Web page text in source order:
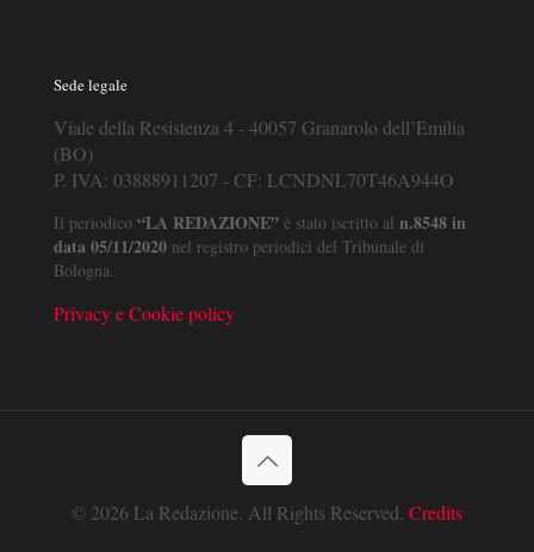
Sede legale
Viale della Resistenza 4 - 40057 Granarolo dell’Emilia
(BO)
P. IVA: 03888911207 - CF: LCNDNL70T46A944O
Il periodico “LA REDAZIONE” è stato iscritto al n.8548 in
data 05/11/2020 nel registro periodici del Tribunale di
Bologna.
Privacy e Cookie policy
© 2026 La Redazione. All Rights Reserved. Credits